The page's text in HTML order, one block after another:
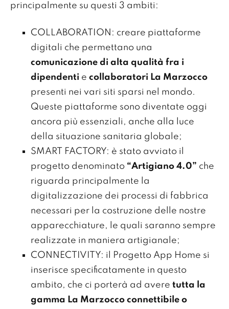
principalmente su questi 3 ambiti:
COLLABORATION: creare piattaforme
digitali che permettano una
comunicazione di alta qualità fra i
dipendenti e collaboratori La Marzocco
presenti nei vari siti sparsi nel mondo.
Queste piattaforme sono diventate oggi
ancora più essenziali, anche alla luce
della situazione sanitaria globale;
SMART FACTORY: è stato avviato il
progetto denominato “Artigiano 4.0” che
riguarda principalmente la
digitalizzazione dei processi di fabbrica
necessari per la costruzione delle nostre
apparecchiature, le quali saranno sempre
realizzate in maniera artigianale;
CONNECTIVITY: il Progetto App Home si
inserisce specificatamente in questo
ambito, che ci porterà ad avere tutta la
gamma La Marzocco connettibile o